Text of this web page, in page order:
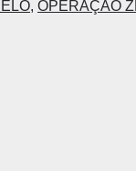
, OPERAÇÃO